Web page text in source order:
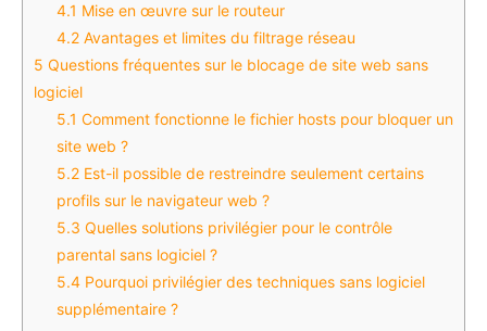
4.1 Mise en œuvre sur le routeur
4.2 Avantages et limites du filtrage réseau
5 Questions fréquentes sur le blocage de site web sans
logiciel
5.1 Comment fonctionne le fichier hosts pour bloquer un
site web ?
5.2 Est-il possible de restreindre seulement certains
profils sur le navigateur web ?
5.3 Quelles solutions privilégier pour le contrôle
parental sans logiciel ?
5.4 Pourquoi privilégier des techniques sans logiciel
supplémentaire ?